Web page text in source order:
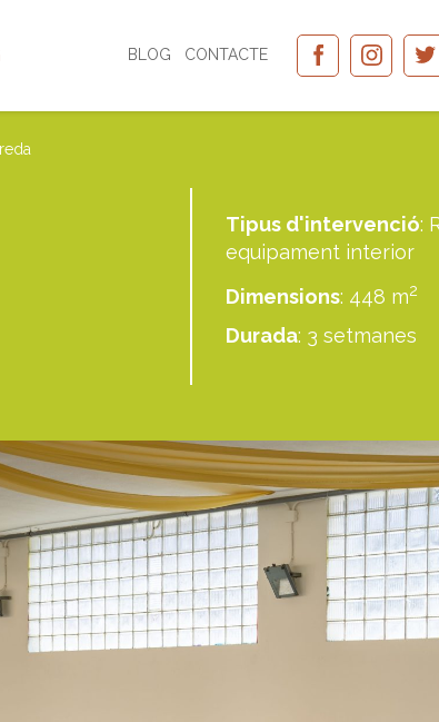
BLOG CONTACTE
Tipus d'intervenció:
equipament interior
Dimensions: 448 m2
Durada: 3 setmanes